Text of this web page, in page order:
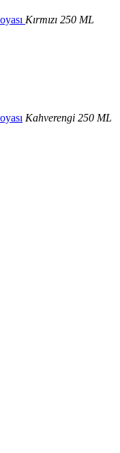
Kırmızı 250 ML
Kahverengi 250 ML